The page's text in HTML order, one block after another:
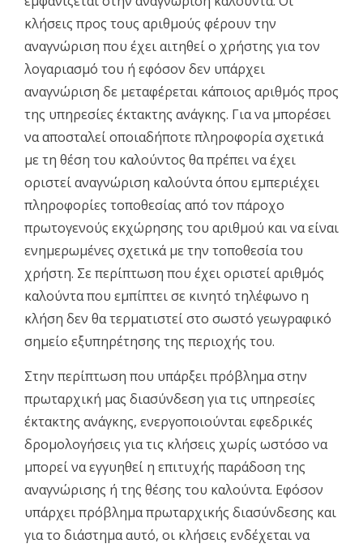
κλήσεις προς τους αριθμούς φέρουν την
αναγνώριση που έχει αιτηθεί ο χρήστης για τον
λογαριασμό του ή εφόσον δεν υπάρχει
αναγνώριση δε μεταφέρεται κάποιος αριθμός προς
της υπηρεσίες έκτακτης ανάγκης. Για να μπορέσει
να αποσταλεί οποιαδήποτε πληροφορία σχετικά
με τη θέση του καλούντος θα πρέπει να έχει
οριστεί αναγνώριση καλούντα όπου εμπεριέχει
πληροφορίες τοποθεσίας από τον πάροχο
πρωτογενούς εκχώρησης του αριθμού και να είναι
ενημερωμένες σχετικά με την τοποθεσία του
χρήστη. Σε περίπτωση που έχει οριστεί αριθμός
καλούντα που εμπίπτει σε κινητό τηλέφωνο η
κλήση δεν θα τερματιστεί στο σωστό γεωγραφικό
σημείο εξυπηρέτησης της περιοχής του.
Στην περίπτωση που υπάρξει πρόβλημα στην
πρωταρχική μας διασύνδεση για τις υπηρεσίες
έκτακτης ανάγκης, ενεργοποιούνται εφεδρικές
δρομολογήσεις για τις κλήσεις χωρίς ωστόσο να
μπορεί να εγγυηθεί η επιτυχής παράδοση της
αναγνώρισης ή της θέσης του καλούντα. Εφόσον
υπάρχει πρόβλημα πρωταρχικής διασύνδεσης και
για το διάστημα αυτό, οι κλήσεις ενδέχεται να